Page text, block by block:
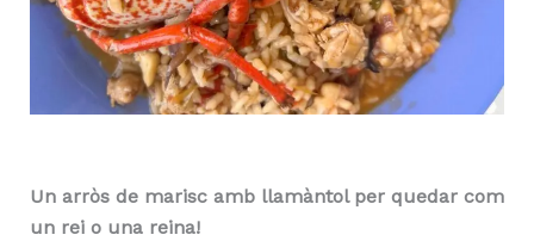
Un arròs de marisc amb llamàntol per quedar com
un rei o una reina!